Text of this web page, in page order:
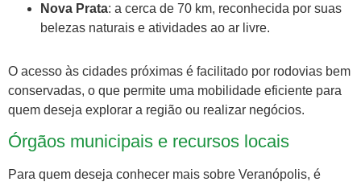
Nova Prata: a cerca de 70 km, reconhecida por suas
belezas naturais e atividades ao ar livre.
O acesso às cidades próximas é facilitado por rodovias bem
conservadas, o que permite uma mobilidade eficiente para
quem deseja explorar a região ou realizar negócios.
Órgãos municipais e recursos locais
Para quem deseja conhecer mais sobre Veranópolis, é